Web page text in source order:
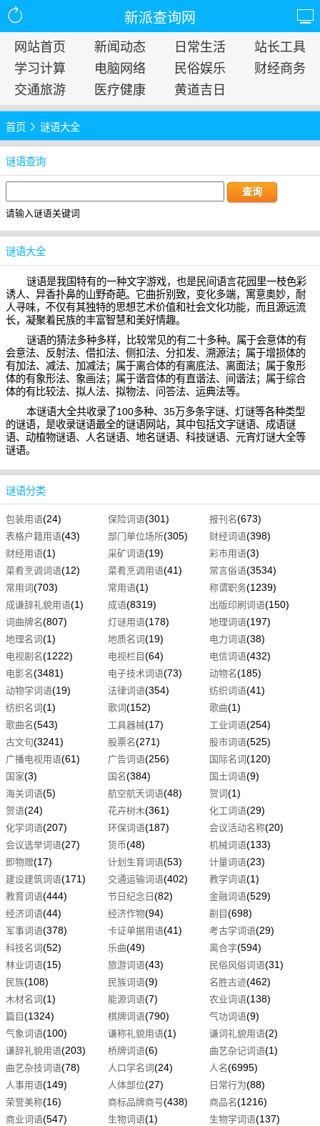
新派查询网
网站首页 新闻动态 日常生活
站长工具
学习计算
电脑网络 民俗娱乐
财经商务
交通旅游
医疗健康 黄道吉日
首页 谜语大全
谜语查询
请输入谜语关键词
谜语大全
谜语是我国特有的一种文字游戏，也是民间语言花园里一枝色彩
诱人、异香扑鼻的山野奇葩。它曲折别致，变化多端，寓意奥妙，耐
人寻味，不仅有其独特的思想艺术价值和社会文化功能，而且源远流
长，凝聚着民族的丰富智慧和美好情趣。
谜语的猜法多种多样，比较常见的有二十多种。属于会意体的有
会意法、反射法、借扣法、侧扣法、分扣发、溯源法；属于增损体的
有加法、减法、加减法；属于离合体的有离底法、离面法；属于象形
体的有象形法、象画法；属于谐音体的有直谐法、间谐法；属于综合
体的有比较法、拟人法、拟物法、问答法、运典法等。
本谜语大全共收录了100多种、35万多条字谜、灯谜等各种类型
的谜语，是收录谜语最全的谜语网站，其中包括文字谜语、成语谜
语、动植物谜语、人名谜语、地名谜语、科技谜语、元宵灯谜大全等
谜语。
谜语分类
包装用语(24) 保险词语(301) 报刊名(673)
表格户籍用语(43) 部门单位场所(305) 财经词语(398)
财经用语(1) 采矿词语(19) 彩市用语(3)
菜肴烹调词语(12) 菜肴烹调用语(41) 常言俗语(3534)
常用词(703) 常用语(1) 称谓职务(1239)
成谦辞礼貌用语(1) 成语(8319) 出版印刷词语(150)
词曲牌名(807) 灯谜用语(178) 地理词语(197)
地理名词(1) 地质名词(19) 电力词语(38)
电视剧名(1222) 电视栏目 (64) 电信词语(432)
电影名(3481) 电子技术词语(73) 动物名(185)
动物学词语(19) 法律词语(354) 纺织词语(41)
纺织名词(1) 歌词(152) 歌曲(1)
歌曲名(543) 工具器械(17) 工业词语(254)
古文句(3241) 股票名(271) 股市词语(525)
广播电视用语(61) 广告词语(256) 国际名词(120)
国家(3) 国名(384) 国土词语(9)
海关词语(5) 航空航天词语(48) 贺词(1)
贺语(24) 花卉树木(361) 化工词语(29)
化学词语(207) 环保词语(187) 会议活动名称(20)
会议选举词语(27) 货币(48) 机械词语(133)
即物赠(17) 计划生育词语(53) 计量词语(23)
建设建筑词语(171) 交通运输词语(402) 教学词语(1)
教育词语(444) 节日纪念日 (82) 金融词语(529)
经济词语(44) 经济作物(94) 剧目(698)
军事词语(378) 卡证单据用语(41) 考古学词语(29)
科技名词(52) 乐曲(49) 离合字(594)
林业词语(15) 旅游词语(43) 民俗风俗词语(31)
民族(108) 民族词语(9) 名胜古迹(462)
木材名词(1) 能源词语(7) 农业词语(138)
篇目 (1324) 棋牌词语(790) 气功词语(9)
气象词语(100) 谦称礼貌用语(1) 谦词礼貌用语(2)
谦辞礼貌用语(203) 桥牌词语(6) 曲艺杂记词语(1)
曲艺杂技词语(78) 人口学名词(24) 人名(6995)
人事用语(149) 人体部位(27) 日常行为(88)
荣誉美称(16) 商标品牌商号(438) 商品名(1216)
商业词语(547) 生物词语(1) 生物学词语(137)